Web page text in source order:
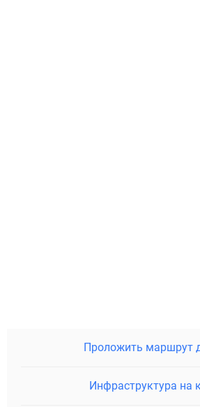
Проложить маршрут
Инфраструктура на